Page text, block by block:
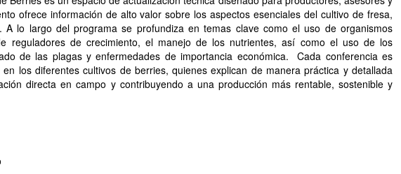
ofrece información de alto valor sobre los aspectos esenciales del cultivo de fresa,
A lo largo del programa se profundiza en temas clave como el uso de organismos
reguladores de crecimiento, el manejo de los nutrientes, así como el uso de los
de las plagas y enfermedades de importancia económica. Cada conferencia es
los diferentes cultivos de berries, quienes explican de manera práctica y detallada
directa en campo y contribuyendo a una producción más rentable, sostenible y